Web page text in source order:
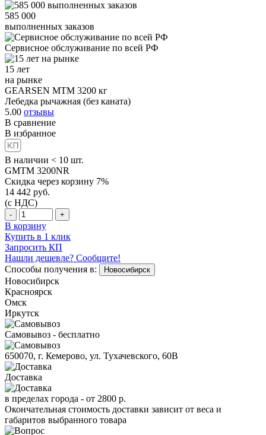
585 000
выполненных заказов
Сервисное обслуживание по всей РФ
15 лет
на рынке
GEARSEN MTM 3200 кг
Лебедка рычажная (без каната)
5.00 отзывы
В сравнение
В избранное
В наличии < 10 шт.
GMTM 3200NR
Скидка через корзину 7%
14 442 руб.
(с НДС)
- +
В корзину
Купить в 1 клик
Запросить КП
Нашли дешевле? Сообщите!
Способы получения в:
Новосибирск
Новосибирск
Красноярск
Омск
Иркутск
Самовывоз - бесплатно
650070, г. Кемерово, ул. Тухачевского, 60В
Доставка
в пределах города - от 2800 р.
Окончательная стоимость доставки зависит от веса и
габаритов выбранного товара